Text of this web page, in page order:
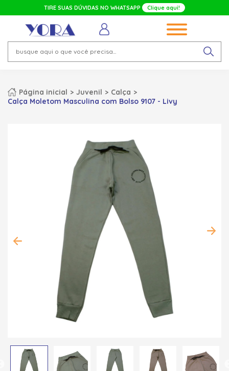
TIRE SUAS DÚVIDAS NO WHATSAPP Clique aqui!
Página inicial Juvenil
Calça
Calça Moletom Masculina com Bolso 9107 - Livy